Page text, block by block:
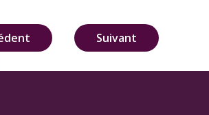
Suivant